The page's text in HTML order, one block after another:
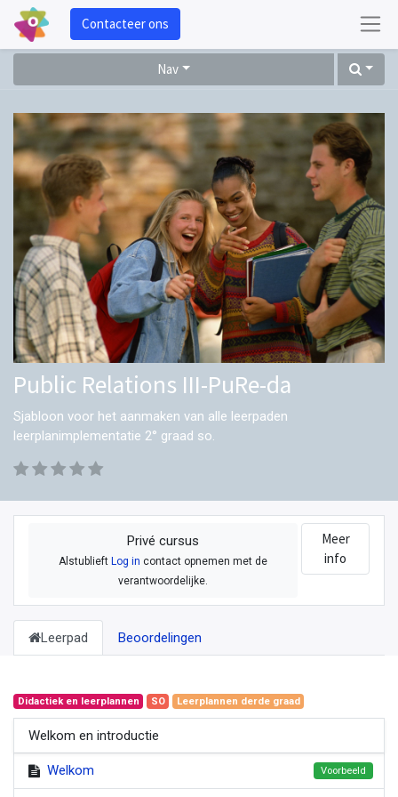
Contacteer ons
Nav
Public Relations III-PuRe-da
Sjabloon voor het aanmaken van alle leerpaden
leerplanimplementatie 2° graad so.
Privé cursus
AlstublieftLog in contact opnemen met de
verantwoordelijke.
Meer
info
Leerpad Beoordelingen
Didactiek en leerplannen SO Leerplannen derde graad
Welkom en introductie
Welkom Voorbeeld